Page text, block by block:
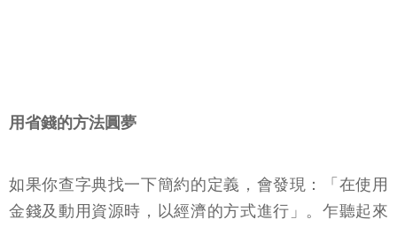
用省錢的方法圓夢
如果你查字典找一下簡約的定義，會發現：「在使用
金錢及動用資源時，以經濟的方式進行」。乍聽起來